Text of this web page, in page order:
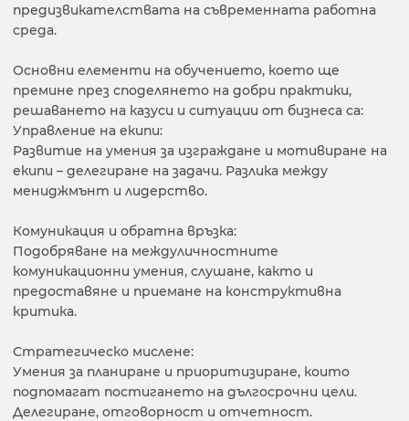
предизвикателствата на съвременната работна
среда.
Основни елементи на обучението, което ще
премине през споделянето на добри практики,
решаването на казуси и ситуации от бизнеса са:
Управление на екипи:
Развитие на умения за изграждане и мотивиране на
екипи – делегиране на задачи. Разлика между
мениджмънт и лидерство.
Комуникация и обратна връзка:
Подобряване на междуличностните
комуникационни умения, слушане, както и
предоставяне и приемане на конструктивна
критика.
Стратегическо мислене:
Умения за планиране и приоритизиране, които
подпомагат постигането на дългосрочни цели.
Делегиране, отговорност и отчетност.